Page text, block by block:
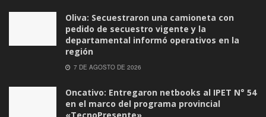
Oliva: Secuestraron una camioneta con
pedido de secuestro vigente y la
departamental informó operativos en la
región
7 DE AGOSTO DE 2026
Oncativo: Entregaron netbooks al IPET N° 54
en el marco del programa provincial